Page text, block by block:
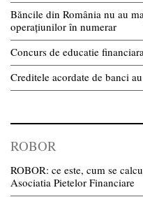
Băncile din România nu au
operațiunilor în numerar
Concurs de educatie
Creditele acordate de banci
ROBOR
ROBOR: ce este, cum se
Asociatia Pietelor Financiare